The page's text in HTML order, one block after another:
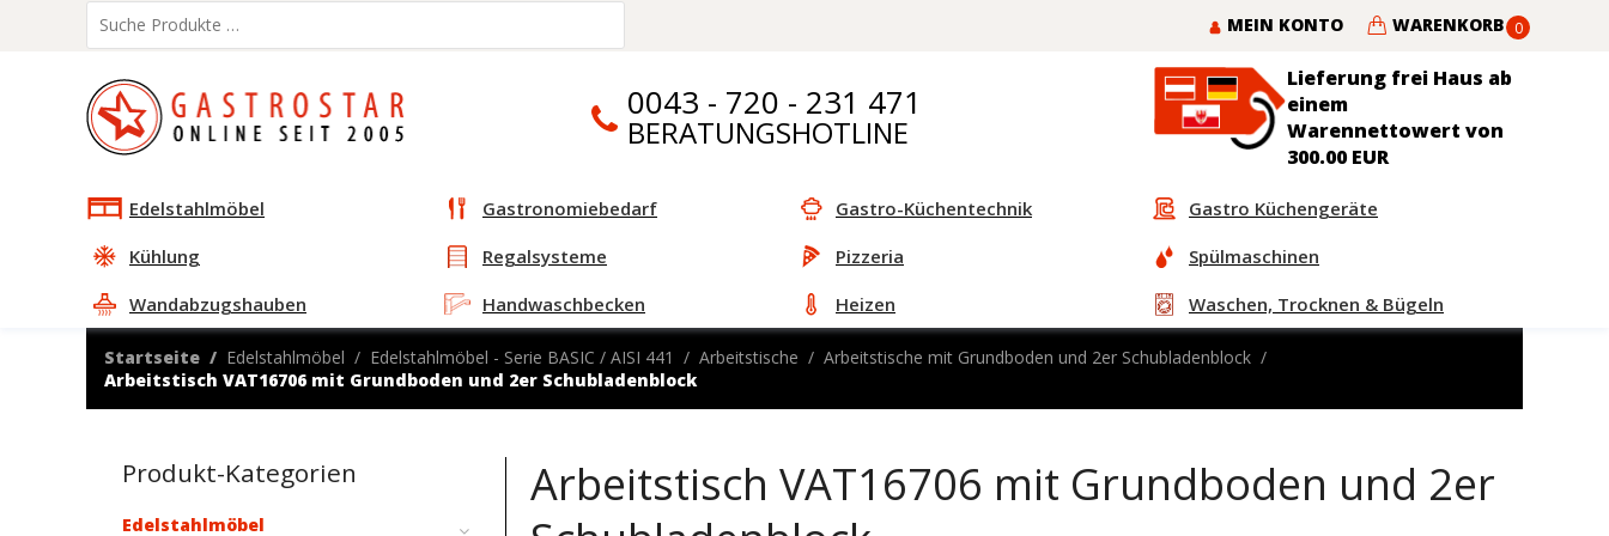
MEIN KONTO 0
WARENKORB
0043 - 720 - 231 471
BERATUNGSHOTLINE
Lieferung frei Haus ab
einem
Warennettowert von
300.00 EUR
Edelstahlmöbel Gastronomiebedarf Gastro-Küchentechnik
Gastro Küchengeräte
Kühlung
Regalsysteme Pizzeria
Spülmaschinen
Wandabzugshauben
Handwaschbecken Heizen Waschen, Trocknen & Bügeln
Startseite Edelstahlmöbel Edelstahlmöbel - Serie BASIC / AISI 441 Arbeitstische
Arbeitstische mit Grundboden und 2er Schubladenblock
Arbeitstisch VAT16706 mit Grundboden und 2er Schubladenblock
Arbeitstisch VAT16706 mit Grundboden und 2er
Produkt-Kategorien
Edelstahlmöbel